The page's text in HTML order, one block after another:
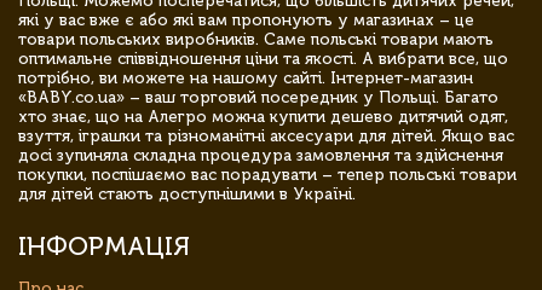
які у вас вже є або які вам пропонують у магазинах – це
товари польських виробників. Саме польські товари мають
оптимальне співвідношення ціни та якості. А вибрати все, що
потрібно, ви можете на нашому сайті. Інтернет-магазин
«BABY.co.ua» – ваш торговий посередник у Польщі. Багато
хто знає, що на Алегро можна купити дешево дитячий одяг,
взуття, іграшки та різноманітні аксесуари для дітей. Якщо вас
досі зупиняла складна процедура замовлення та здійснення
покупки, поспішаємо вас порадувати – тепер польські товари
для дітей стають доступнішими в Україні.
ІНФОРМАЦІЯ